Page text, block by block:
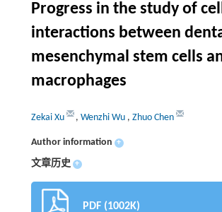
Progress in the study of
interactions between
mesenchymal stem cells
macrophages
Zekai Xu , Wenzhi Wu , Zhuo Chen
Author information +
文章历史 +
PDF (1002K)